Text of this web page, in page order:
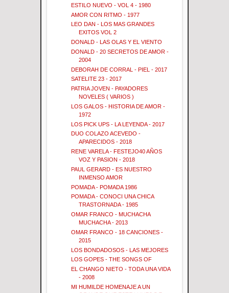
ESTILO NUEVO - VOL 4 - 1980
AMOR CON RITMO - 1977
LEO DAN - LOS MAS GRANDES
EXITOS VOL 2
DONALD - LAS OLAS Y EL VIENTO
DONALD - 20 SECRETOS DE AMOR -
2004
DEBORAH DE CORRAL - PIEL - 2017
SATELITE 23 - 2017
PATRIA JOVEN - PAYADORES
NOVELES ( VARIOS )
LOS GALOS - HISTORIA DE AMOR -
1972
LOS PICK UPS - LA LEYENDA - 2017
DUO COLAZO ACEVEDO -
APARECIDOS - 2018
RENE VARELA - FESTEJO40 AÑOS
VOZ Y PASION - 2018
PAUL GERARD - ES NUESTRO
INMENSO AMOR
POMADA - POMADA 1986
POMADA - CONOCI UNA CHICA
TRASTORNADA - 1985
OMAR FRANCO - MUCHACHA
MUCHACHA - 2013
OMAR FRANCO - 18 CANCIONES -
2015
LOS BONDADOSOS - LAS MEJORES
LOS GOPES - THE SONGS OF
EL CHANGO NIETO - TODA UNA VIDA
- 2008
MI HUMILDE HOMENAJE A UN